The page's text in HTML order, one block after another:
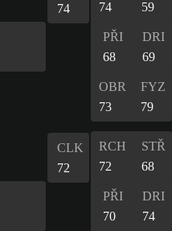
74
74
59
PŘI
68
DRI
69
OBR
73
FYZ
79
CLK
72
RCH
72
STŘ
68
PŘI
70
DRI
74